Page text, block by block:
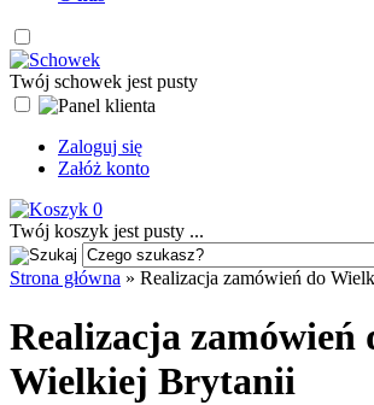
Twój schowek jest pusty
Zaloguj się
Załóż konto
0
Twój koszyk jest pusty ...
Strona główna » Realizacja zamówień do
Realizacja zamówień
Wielkiej Brytanii